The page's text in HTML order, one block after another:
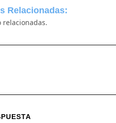
Relacionadas:
relacionadas.